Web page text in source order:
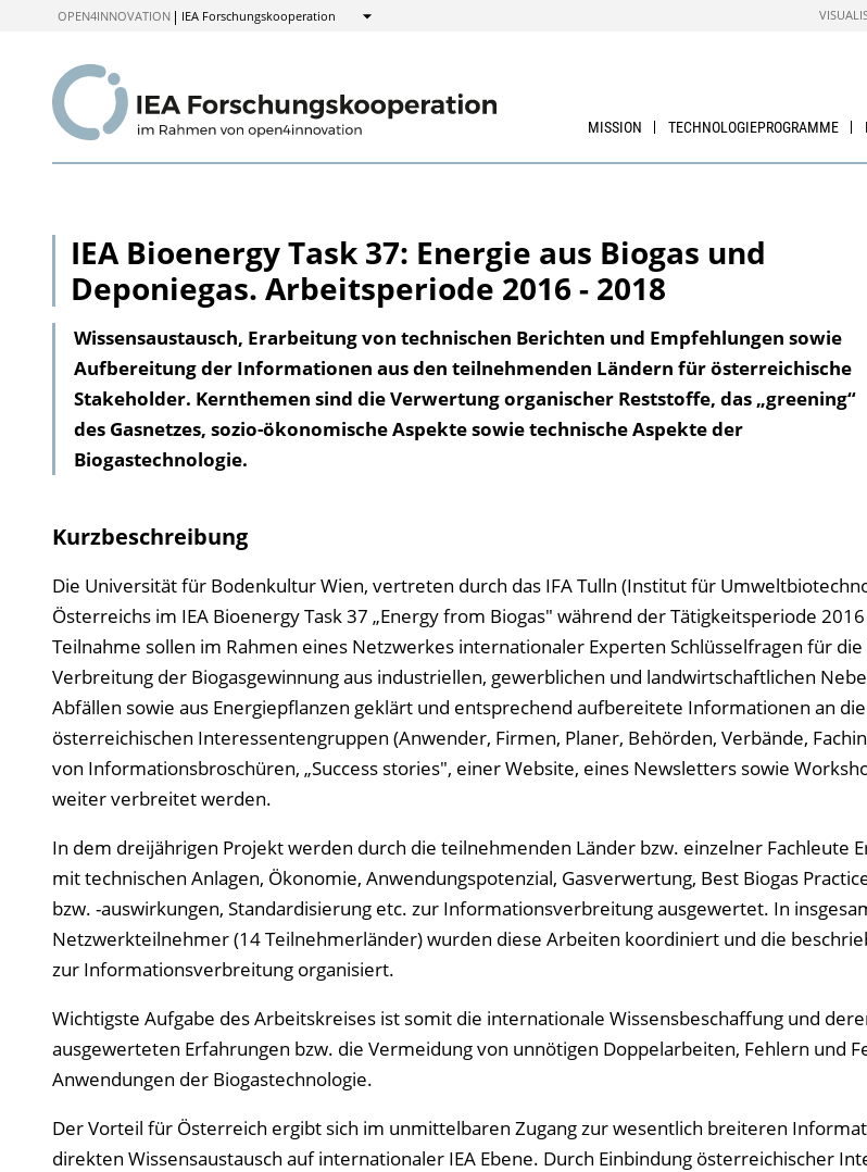
OPEN4INNOVATION IEA Forschungskooperation
Anzeigen
MISSION TECHNOLOGIEPROGRAMME
IEA Bioenergy Task 37: Energie aus Biogas und
Deponiegas. Arbeitsperiode 2016 - 2018
Wissensaustausch, Erarbeitung von technischen Berichten und Empfehlungen sowie
Aufbereitung der Informationen aus den teilnehmenden Ländern für österreichische
Stakeholder. Kernthemen sind die Verwertung organischer Reststoffe, das „greening“
des Gasnetzes, sozio-ökonomische Aspekte sowie technische Aspekte der
Biogastechnologie.
Kurzbeschreibung
Die Universität für Bodenkultur Wien, vertreten durch das IFA Tulln (Institut für
Österreichs im IEA Bioenergy Task 37 „Energy from Biogas" während der Tätigkeitsperiode
Teilnahme sollen im Rahmen eines Netzwerkes internationaler Experten Schlüsselfragen für
Verbreitung der Biogasgewinnung aus industriellen, gewerblichen und landwirtschaftlichen
Abfällen sowie aus Energiepflanzen geklärt und entsprechend aufbereitete Informationen an
österreichischen Interessentengruppen (Anwender, Firmen, Planer, Behörden, Verbände,
von Informationsbroschüren, „Success stories", einer Website, eines Newsletters sowie
weiter verbreitet werden.
In dem dreijährigen Projekt werden durch die teilnehmenden Länder bzw. einzelner Fachleute
mit technischen Anlagen, Ökonomie, Anwendungspotenzial, Gasverwertung, Best Biogas
bzw. -auswirkungen, Standardisierung etc. zur Informationsverbreitung ausgewertet. In
Netzwerkteilnehmer (14 Teilnehmerländer) wurden diese Arbeiten koordiniert und die
zur Informationsverbreitung organisiert.
Wichtigste Aufgabe des Arbeitskreises ist somit die internationale Wissensbeschaffung und
ausgewerteten Erfahrungen bzw. die Vermeidung von unnötigen Doppelarbeiten, Fehlern und
Anwendungen der Biogastechnologie.
Der Vorteil für Österreich ergibt sich im unmittelbaren Zugang zur wesentlich breiteren
direkten Wissensaustausch auf internationaler IEA Ebene. Durch Einbindung österreichischer